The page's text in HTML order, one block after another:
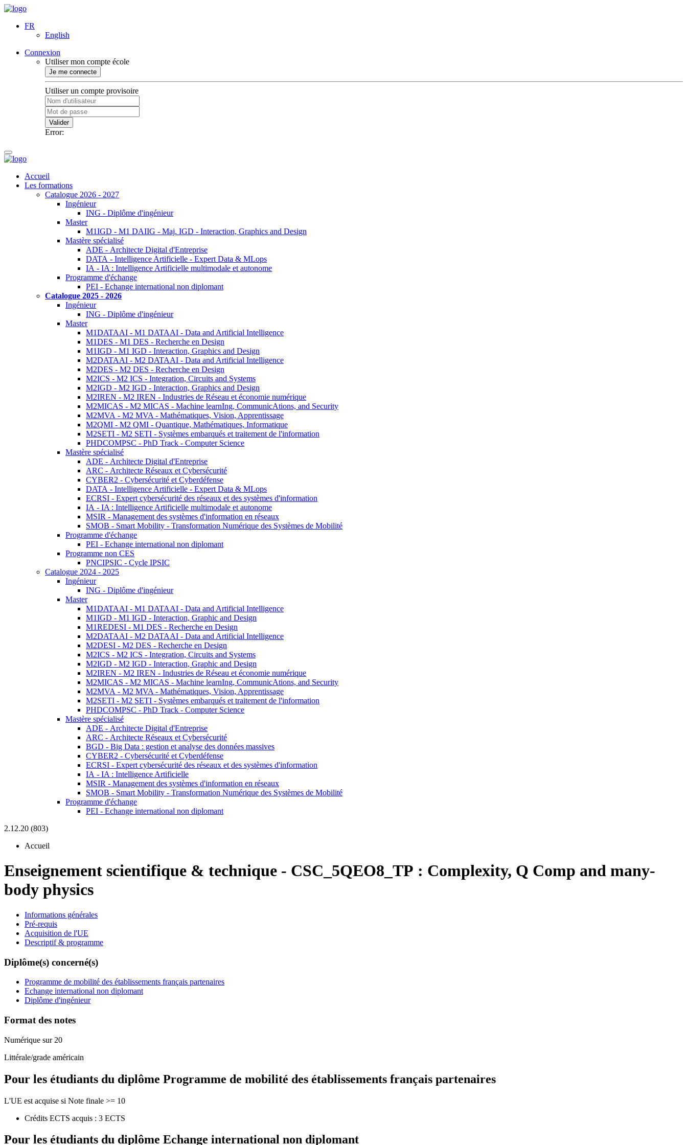
FR
English
Connexion
Utiliser mon compte école
Je me connecte
Utiliser un compte provisoire
Valider
Error:
Accueil
Les formations
Catalogue 2026 - 2027
Ingénieur
ING - Diplôme d'ingénieur
Master
M1IGD - M1 DAIIG - Maj. IGD - Interaction, Graphics and Design
Mastère spécialisé
ADE - Architecte Digital d'Entreprise
DATA - Intelligence Artificielle - Expert Data & MLops
IA - IA : Intelligence Artificielle multimodale et autonome
Programme d'échange
PEI - Echange international non diplomant
Catalogue 2025 - 2026
Ingénieur
ING - Diplôme d'ingénieur
Master
M1DATAAI - M1 DATAAI - Data and Artificial Intelligence
M1DES - M1 DES - Recherche en Design
M1IGD - M1 IGD - Interaction, Graphics and Design
M2DATAAI - M2 DATAAI - Data and Artificial Intelligence
M2DES - M2 DES - Recherche en Design
M2ICS - M2 ICS - Integration, Circuits and Systems
M2IGD - M2 IGD - Interaction, Graphics and Design
M2IREN - M2 IREN - Industries de Réseau et économie numérique
M2MICAS - M2 MICAS - Machine learnIng, CommunicAtions, and Security
M2MVA - M2 MVA - Mathématiques, Vision, Apprentissage
M2QMI - M2 QMI - Quantique, Mathématiques, Informatique
M2SETI - M2 SETI - Systèmes embarqués et traitement de l'information
PHDCOMPSC - PhD Track - Computer Science
Mastère spécialisé
ADE - Architecte Digital d'Entreprise
ARC - Architecte Réseaux et Cybersécurité
CYBER2 - Cybersécurité et Cyberdéfense
DATA - Intelligence Artificielle - Expert Data & MLops
ECRSI - Expert cybersécurité des réseaux et des systèmes d'information
IA - IA : Intelligence Artificielle multimodale et autonome
MSIR - Management des systèmes d'information en réseaux
SMOB - Smart Mobility - Transformation Numérique des Systèmes de Mobilité
Programme d'échange
PEI - Echange international non diplomant
Programme non CES
PNCIPSIC - Cycle IPSIC
Catalogue 2024 - 2025
Ingénieur
ING - Diplôme d'ingénieur
Master
M1DATAAI - M1 DATAAI - Data and Artificial Intelligence
M1IGD - M1 IGD - Interaction, Graphic and Design
M1REDESI - M1 DES - Recherche en Design
M2DATAAI - M2 DATAAI - Data and Artificial Intelligence
M2DESI - M2 DES - Recherche en Design
M2ICS - M2 ICS - Integration, Circuits and Systems
M2IGD - M2 IGD - Interaction, Graphic and Design
M2IREN - M2 IREN - Industries de Réseau et économie numérique
M2MICAS - M2 MICAS - Machine learnIng, CommunicAtions, and Security
M2MVA - M2 MVA - Mathématiques, Vision, Apprentissage
M2SETI - M2 SETI - Systèmes embarqués et traitement de l'information
PHDCOMPSC - PhD Track - Computer Science
Mastère spécialisé
ADE - Architecte Digital d'Entreprise
ARC - Architecte Réseaux et Cybersécurité
BGD - Big Data : gestion et analyse des données massives
CYBER2 - Cybersécurité et Cyberdéfense
ECRSI - Expert cybersécurité des réseaux et des systèmes d'information
IA - IA : Intelligence Artificielle
MSIR - Management des systèmes d'information en réseaux
SMOB - Smart Mobility - Transformation Numérique des Systèmes de Mobilité
Programme d'échange
PEI - Echange international non diplomant
2.12.20 (803)
Accueil
Enseignement scientifique & technique - CSC_5QEO8_TP : Complexity, Q Comp and many-
body physics
Informations générales
Pré-requis
Acquisition de l'UE
Descriptif & programme
Diplôme(s) concerné(s)
Programme de mobilité des établissements français partenaires
Echange international non diplomant
Diplôme d'ingénieur
Format des notes
Numérique sur 20
Littérale/grade américain
Pour les étudiants du diplôme Programme de mobilité des établissements français partenaires
L'UE est acquise si Note finale >= 10
Crédits ECTS acquis : 3 ECTS
Pour les étudiants du diplôme Echange international non diplomant